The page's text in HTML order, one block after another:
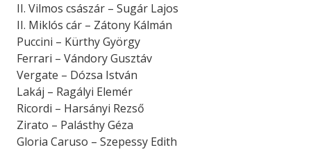
II. Vilmos császár – Sugár Lajos
II. Miklós cár – Zátony Kálmán
Puccini – Kürthy György
Ferrari – Vándory Gusztáv
Vergate – Dózsa István
Lakáj – Ragályi Elemér
Ricordi – Harsányi Rezső
Zirato – Palásthy Géza
Gloria Caruso – Szepessy Edith